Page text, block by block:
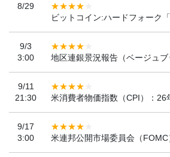
8/29
ビットコイン:ハードフォーク
9/3
3:00
地区連銀景況報告（ベージュブ
9/11
21:30
米消費者物価指数（CPI）：26
9/17
3:00
米連邦公開市場委員会（